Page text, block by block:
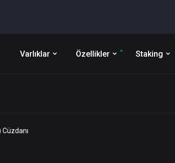
Varlıklar Özellikler Staking
Cüzdanı